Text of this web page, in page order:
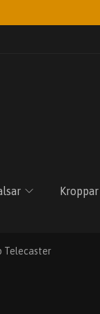
Kroppar
Telecaster